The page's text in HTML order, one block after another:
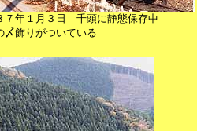
７年１月３日 千頭に静態保存中
〆飾りがついている